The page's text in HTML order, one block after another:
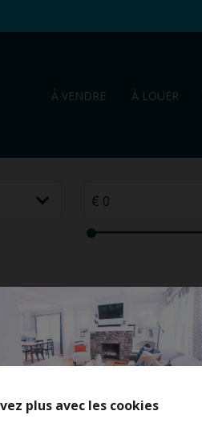
plus avec les cookies
À VENDRE À LOUER